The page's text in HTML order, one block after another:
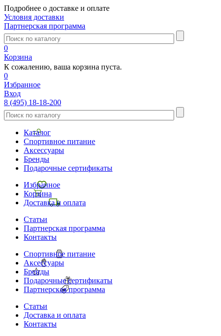
Подробнее о доставке и оплате
Условия доставки
Партнерская программа
0
Корзина
К сожалению, ваша корзина пуста.
0
Избранное
Вход
8 (495) 18-18-200
Каталог
Спортивное питание
Аксессуары
Бренды
Подарочные сертификаты
Избранное
Корзина
Доставка и оплата
Статьи
Партнерская программа
Контакты
Спортивное питание
Аксессуары
Бренды
Подарочные сертификаты
Партнерская программа
Статьи
Доставка и оплата
Контакты